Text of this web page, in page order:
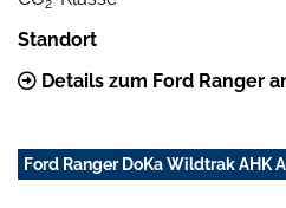
Standort
Details zum Ford Ranger
Ford Ranger DoKa Wildtrak AHK